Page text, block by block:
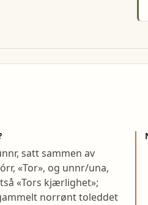
satt sammen av
«Tor», og unnr/una,
«Tors kjærlighet»;
norrønt toleddet